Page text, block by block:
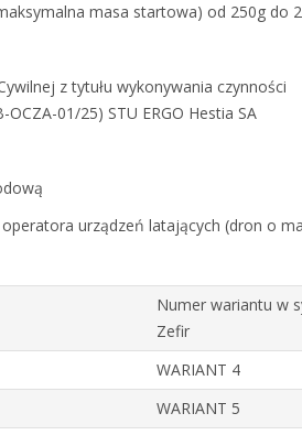
masa startowa) od 250g do
z tytułu wykonywania czynności
01/25) STU ERGO Hestia SA
urządzeń latających (dron o
Numer wariantu w
Zefir
WARIANT 4
WARIANT 5